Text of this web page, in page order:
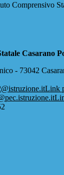
Comprensivo
Casarano
- 73042
Link